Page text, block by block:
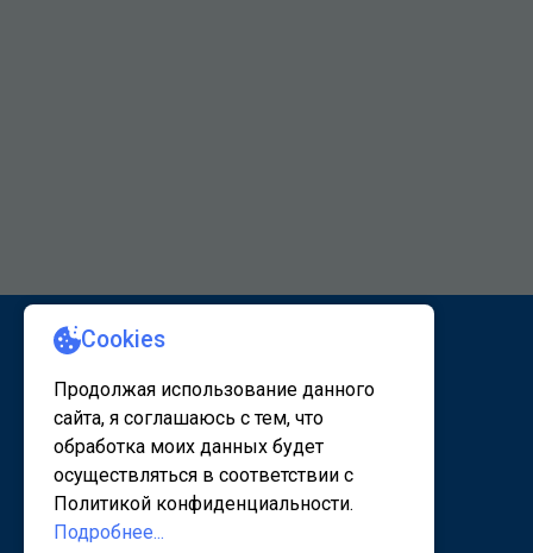
КАРТА САЙТА 1 КАРТА САЙТА 2
© 2020 - 2026, www.sanatorsk.ru